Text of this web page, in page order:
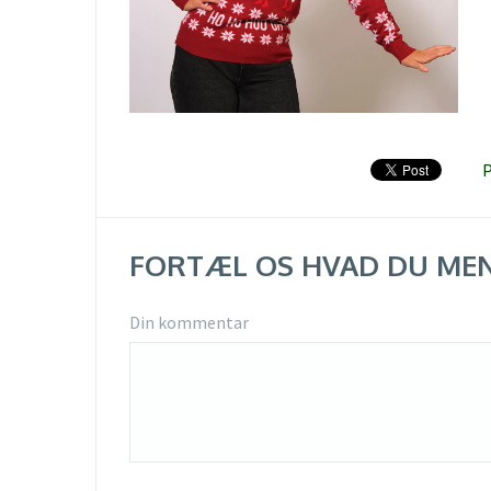
FORTÆL OS HVAD DU
Din kommentar